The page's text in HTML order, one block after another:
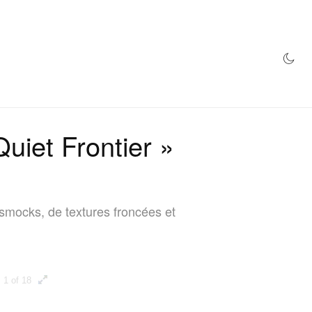
Frontier »
de textures froncées et
1 of 18